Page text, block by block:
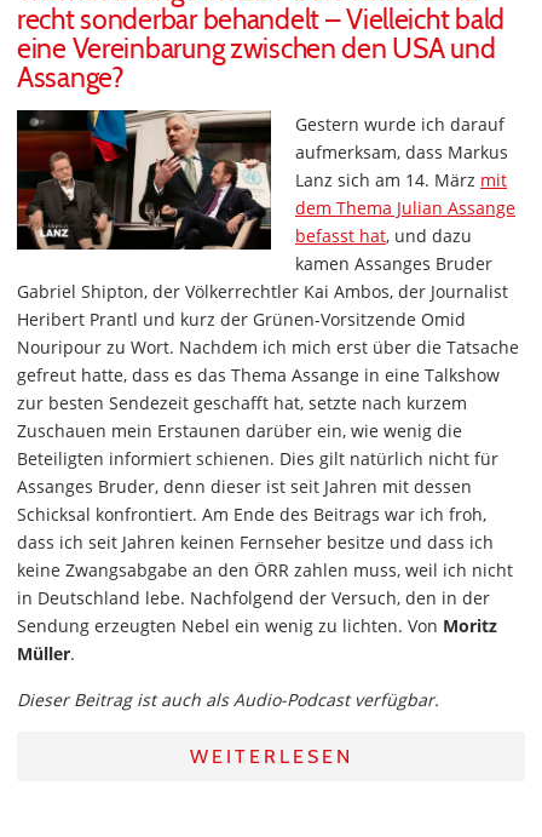
recht sonderbar behandelt – Vielleicht bald
eine Vereinbarung zwischen den USA und
Assange?
Gestern wurde ich darauf
aufmerksam, dass Markus
Lanz sich am 14. März mit
dem Thema Julian Assange
befasst hat, und dazu
kamen Assanges Bruder
Gabriel Shipton, der Völkerrechtler Kai Ambos, der Journalist
Heribert Prantl und kurz der Grünen-Vorsitzende Omid
Nouripour zu Wort. Nachdem ich mich erst über die Tatsache
gefreut hatte, dass es das Thema Assange in eine Talkshow
zur besten Sendezeit geschafft hat, setzte nach kurzem
Zuschauen mein Erstaunen darüber ein, wie wenig die
Beteiligten informiert schienen. Dies gilt natürlich nicht für
Assanges Bruder, denn dieser ist seit Jahren mit dessen
Schicksal konfrontiert. Am Ende des Beitrags war ich froh,
dass ich seit Jahren keinen Fernseher besitze und dass ich
keine Zwangsabgabe an den ÖRR zahlen muss, weil ich nicht
in Deutschland lebe. Nachfolgend der Versuch, den in der
Sendung erzeugten Nebel ein wenig zu lichten. Von Moritz
Müller.
Dieser Beitrag ist auch als Audio-Podcast verfügbar.
WEITERLESEN